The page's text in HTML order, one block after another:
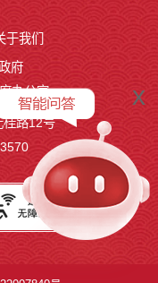
x
于我们
府
办公室
桂路12号